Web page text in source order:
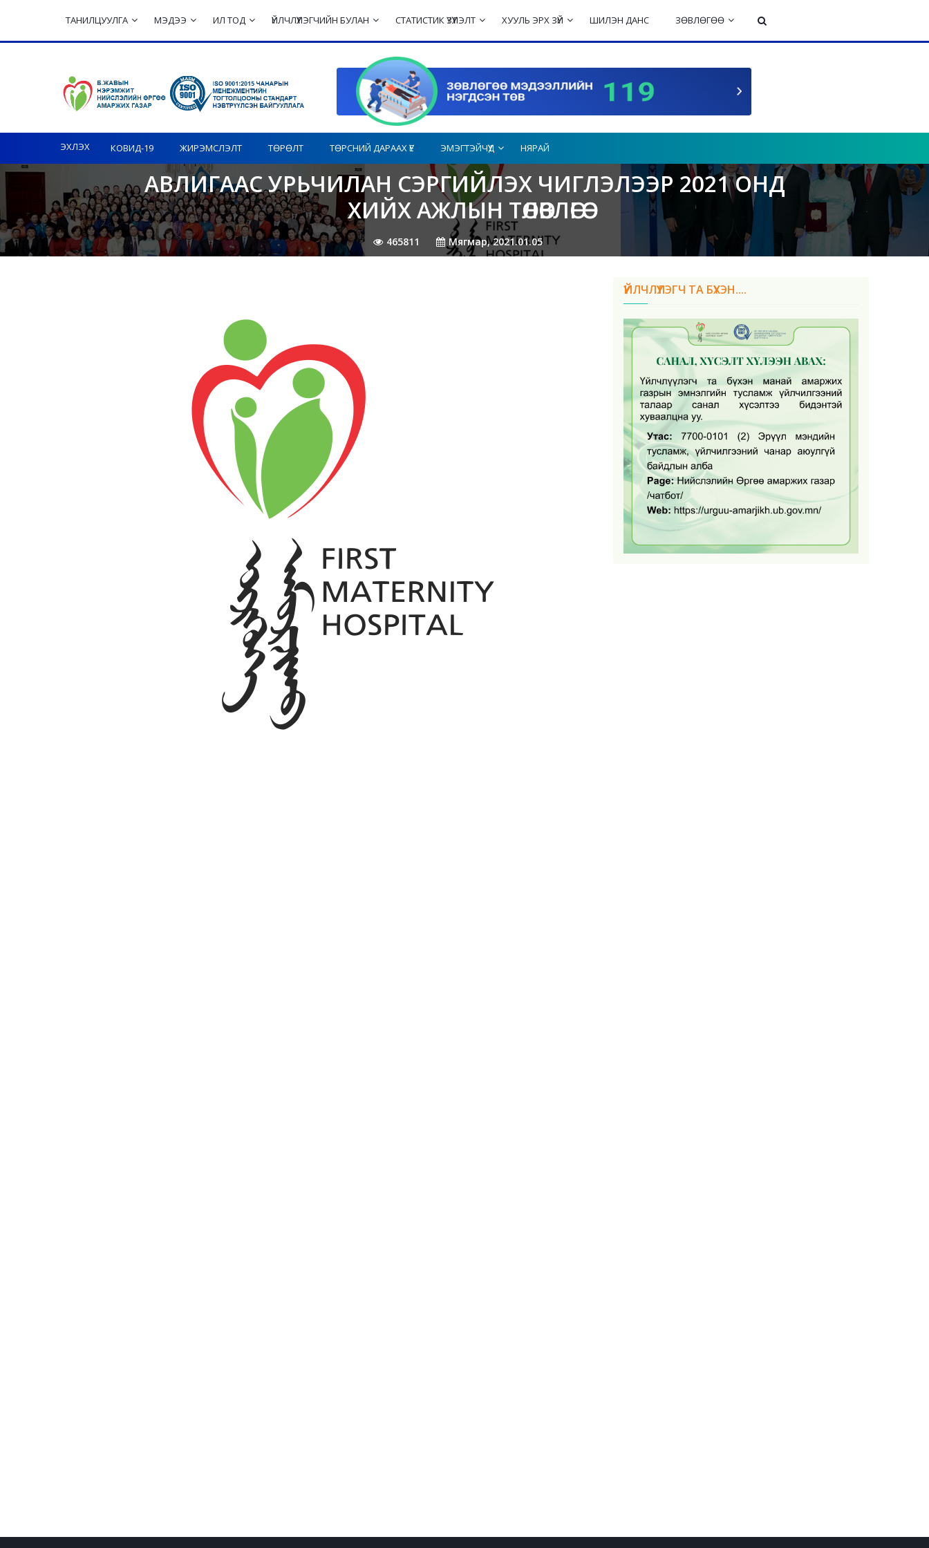
ТАНИЛЦУУЛГА МЭДЭЭ ИЛ ТОД ҮЙЛЧЛҮҮЛЭГЧИЙН БУЛАН СТАТИСТИК ҮЗҮҮЛЭЛТ ХУУЛЬ ЭРХ ЗҮЙ ШИЛЭН ДАНС ЗӨВЛӨГӨӨ
Toggle navigation
ЭХЛЭХ КОВИД-19 ЖИРЭМСЛЭЛТ ТӨРӨЛТ ТӨРСНИЙ ДАРААХ ҮЕ ЭМЭГТЭЙЧҮҮД НЯРАЙ
АВЛИГААС УРЬЧИЛАН СЭРГИЙЛЭХ ЧИГЛЭЛЭЭР 2021 ОНД
ХИЙХ АЖЛЫН ТӨЛӨВЛӨГӨӨ
465811 Мягмар, 2021.01.05
ҮЙЛЧЛҮҮЛЭГЧ ТА БҮХЭН....